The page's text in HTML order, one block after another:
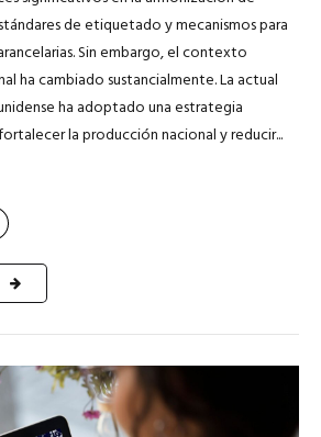
de etiquetado y mecanismos para
Sin embargo, el contexto
ha cambiado sustancialmente. La actual
ha adoptado una estrategia
la producción nacional y reducir...